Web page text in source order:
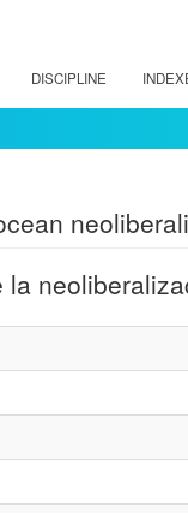
DISCIPLINE